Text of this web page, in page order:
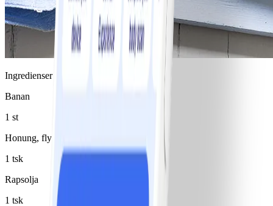
Ingredienser
Banan
1 st
Honung, flytande
1 tsk
Rapsolja
1 tsk